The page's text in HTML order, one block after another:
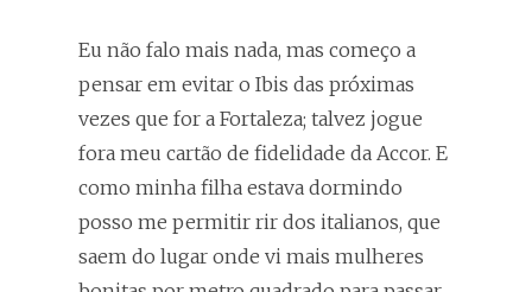
Eu não falo mais nada, mas começo a
pensar em evitar o Ibis das próximas
vezes que for a Fortaleza; talvez jogue
fora meu cartão de fidelidade da Accor. E
como minha filha estava dormindo
posso me permitir rir dos italianos, que
saem do lugar onde vi mais mulheres